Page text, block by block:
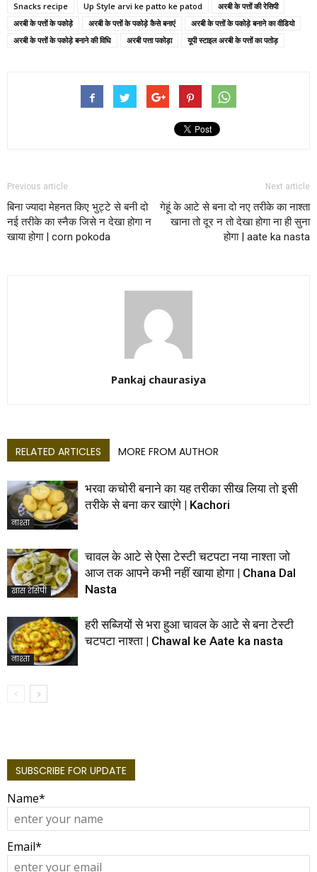
Snacks recipe
Up Style arvi ke patto ke patod
अरबी के पत्तों की रेसिपी
अरबी के पत्तों के पकोड़े
अरबी के पत्तों के पकोड़े कैसे बनाएं
अरबी के पत्तों के पकोड़े बनाने का वीडियो
अरबी के पत्तों के पकोड़े बनाने की विधि
अरबी पत्ता पकोड़ा यूपी स्टाइल अरबी के पत्तों का पतोड़
Previous article
बिना ज्यादा मेहनत किए भुट्टे से बनी दो
नई तरीके का स्नैक जिसे न देखा होगा न
खाया होगा | corn pokoda
Next article
गेहूं के आटे से बना दो नए तरीके का नाश्ता
खाना तो दूर न तो देखा होगा ना ही सुना
होगा | aate ka nasta
Pankaj chaurasiya
RELATED ARTICLES MORE FROM AUTHOR
नाश्ता
भरवा कचोरी बनाने का यह तरीका सीख लिया तो इसी
तरीके से बना कर खाएंगे | Kachori
खास रेसिपी
चावल के आटे से ऐसा टेस्टी चटपटा नया नाश्ता जो
आज तक आपने कभी नहीं खाया होगा | Chana Dal
Nasta
नाश्ता
हरी सब्जियों से भरा हुआ चावल के आटे से बना टेस्टी
चटपटा नाश्ता | Chawal ke Aate ka nasta
SUBSCRIBE FOR UPDATE
Name*
Email*